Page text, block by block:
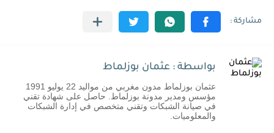
بواسطة : عثمان بوزلماط
عثمان بوزلماط مدون مغربي من مواليد 22 يوليو 1991
مؤسس ومدير مدونة بوزلماط. حاصل على شهادة تقني
في صيانة الشبكات وتقني متخصص في إدارة الشبكات
والمعلوميات.